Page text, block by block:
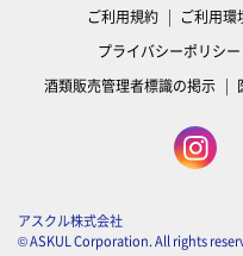
ご利用規約 ご利用環
プライバシーポリシー
酒類販売管理者標識の掲示
アスクル株式会社
© ASKUL Corporation. All rights